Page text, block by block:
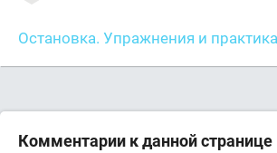
Остановка. Упражнения и практика
Комментарии к данной странице